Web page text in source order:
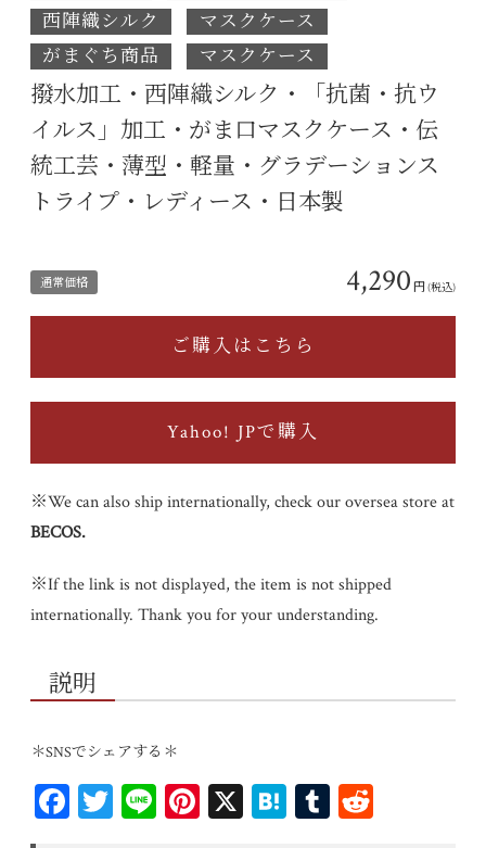
西陣織シルク
マスクケース
がまぐち商品
マスクケース
撥水加工・西陣織シルク・「抗菌・抗ウ
イルス」加工・がま口マスクケース・伝
統工芸・薄型・軽量・グラデーションス
トライプ・レディース・日本製
通常価格 4,290 円(税込)
ご購入はこちら
Yahoo! JPで購入
※We can also ship internationally, check our oversea store at
BECOS.
※If the link is not displayed, the item is not shipped
internationally. Thank you for your understanding.
説明
＊SNSでシェアする＊
Fa T Li Pi X H T